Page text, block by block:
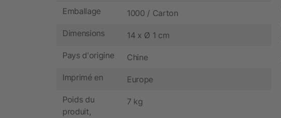
Emballage 1000 / Carton
Dimensions 14 x Ø 1 cm
Pays d'origine Chine
Imprimé en Europe
Poids du
produit,
7 kg